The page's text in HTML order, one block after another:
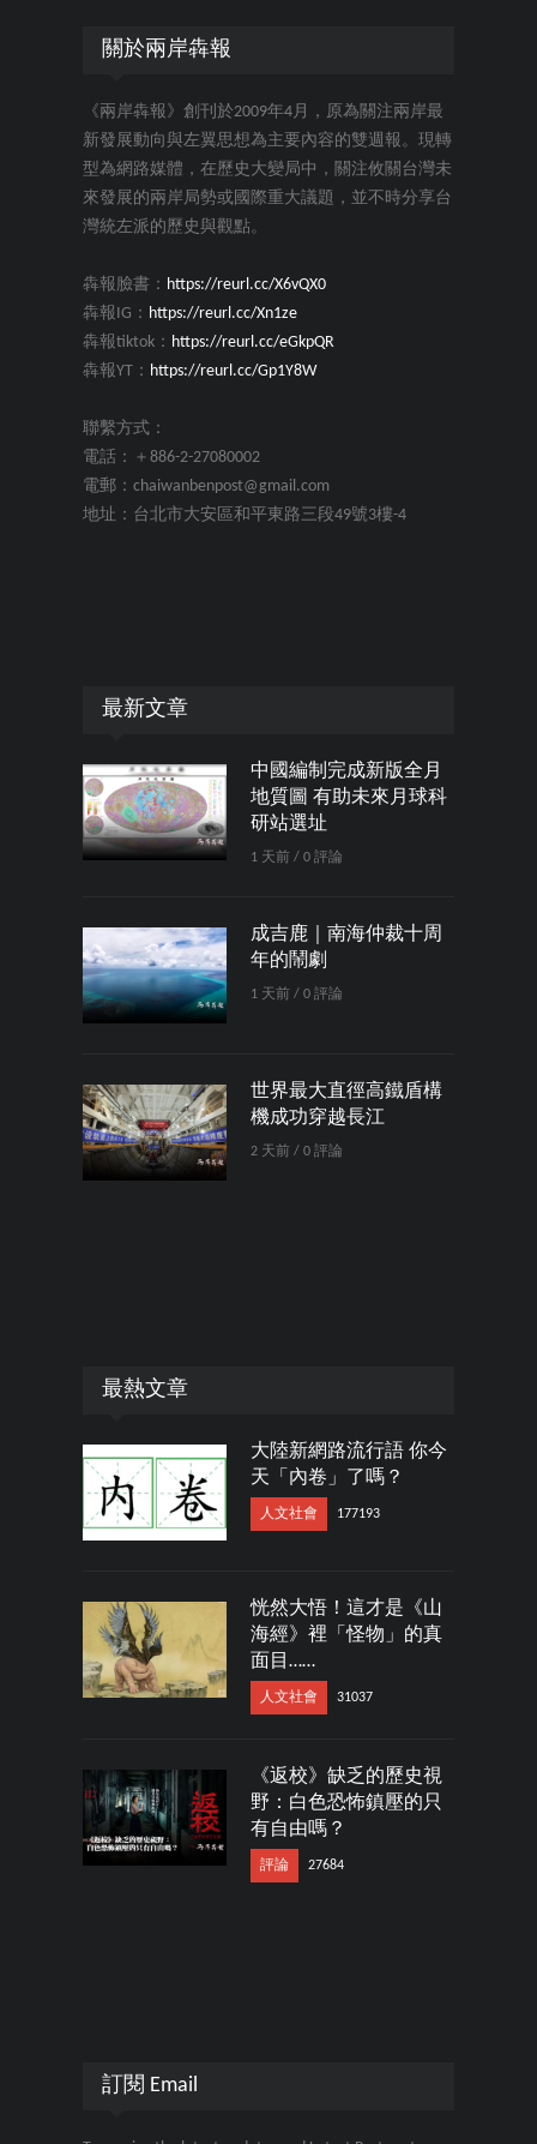
關於兩岸犇報
《兩岸犇報》創刊於2009年4月，原為關注兩岸最
新發展動向與左翼思想為主要內容的雙週報。現轉
型為網路媒體，在歷史大變局中，關注攸關台灣未
來發展的兩岸局勢或國際重大議題，並不時分享台
灣統左派的歷史與觀點。
犇報臉書： https://reurl.cc/X6vQX0
犇報IG： https://reurl.cc/Xn1ze
犇報tiktok： https://reurl.cc/eGkpQR
犇報YT： https://reurl.cc/Gp1Y8W
聯繫方式：
電話：＋886-2-27080002
電郵：chaiwanbenpost@gmail.com
地址：台北市大安區和平東路三段49號3樓-4
最新文章
中國編制完成新版全月
地質圖 有助未來月球科
研站選址
1 天前 / 0 評論
成吉鹿｜南海仲裁十周
年的鬧劇
1 天前 / 0 評論
世界最大直徑高鐵盾構
機成功穿越長江
2 天前 / 0 評論
最熱文章
大陸新網路流行語 你今
天「內卷」了嗎？
人文社會 177193
恍然大悟！這才是《山
海經》裡「怪物」的真
面目……
人文社會 31037
《返校》缺乏的歷史視
野：白色恐怖鎮壓的只
有自由嗎？
評論 27684
訂閱 Email